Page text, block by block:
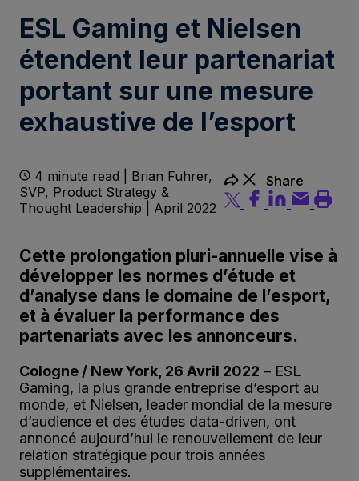
ESL Gaming et Nielsen
étendent leur partenariat
portant sur une mesure
exhaustive de l’esport
4 minute read | Brian Fuhrer,
SVP, Product Strategy &
Thought Leadership | April 2022
Share
Cette prolongation pluri-annuelle vise à
développer les normes d’étude et
d’analyse dans le domaine de l’esport,
et à évaluer la performance des
partenariats avec les annonceurs.
Cologne / New York, 26 Avril 2022 – ESL
Gaming, la plus grande entreprise d’esport au
monde, et Nielsen, leader mondial de la mesure
d’audience et des études data-driven, ont
annoncé aujourd’hui le renouvellement de leur
relation stratégique pour trois années
supplémentaires.